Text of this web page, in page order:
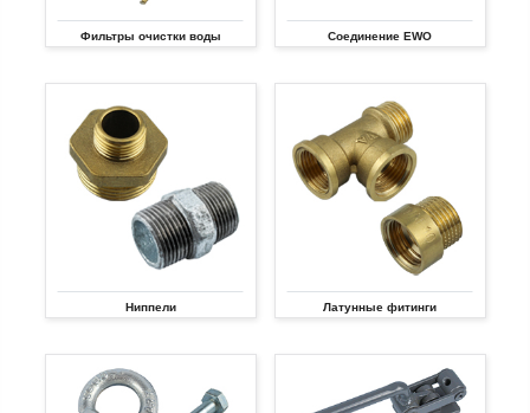
Фильтры очистки воды Соединение EWO
Ниппели Латунные фитинги